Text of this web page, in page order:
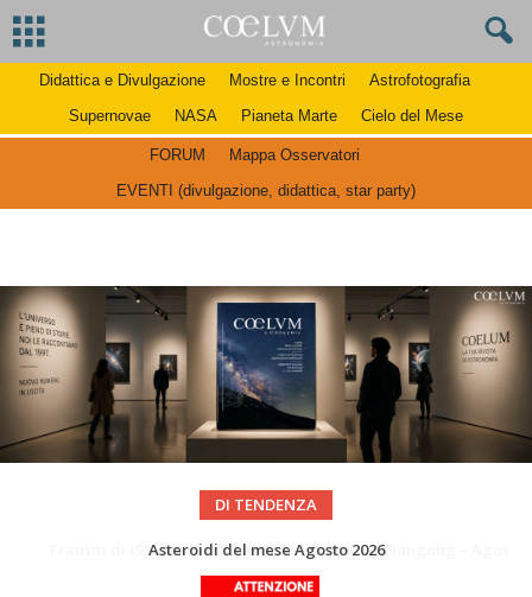
Didattica e Divulgazione Mostre e Incontri
Astrofotografia
Supernovae
NASA Pianeta Marte Cielo del Mese
FORUM
Mappa Osservatori
EVENTI (divulgazione, didattica, star party)
DI TENDENZA
La Luna del Mese – Agosto 2026